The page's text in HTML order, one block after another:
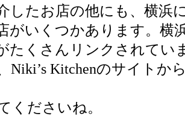
したお店の他にも、横浜
がいくつかあります。横
たくさんリンクされてい
Niki’s Kitchenのサイトか
くださいね。